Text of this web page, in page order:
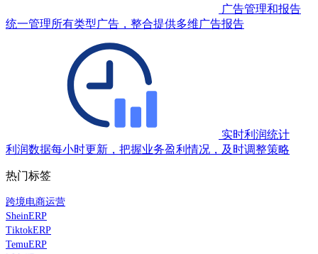
广告管理和报告
统一管理所有类型广告，整合提供多维广告报告
实时利润统计
利润数据每小时更新，把握业务盈利情况，及时调整策略
热门标签
跨境电商运营
SheinERP
TiktokERP
TemuERP